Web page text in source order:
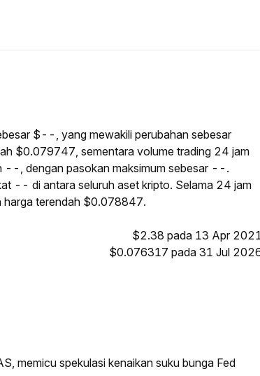
$--, yang mewakili perubahan sebesar
$0.079747, sementara volume trading 24 jam
--, dengan pasokan maksimum sebesar --.
-- di antara seluruh aset kripto. Selama 24 jam
harga terendah $0.078847.
$2.38 pada 13 Apr
$0.076317 pada 31 Jul
memicu spekulasi kenaikan suku bunga Fed